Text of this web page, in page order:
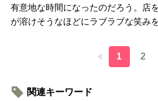
有意地な時間になったのだろう。店
が溶けそうなほどにラブラブな笑み
1 2
関連キーワード